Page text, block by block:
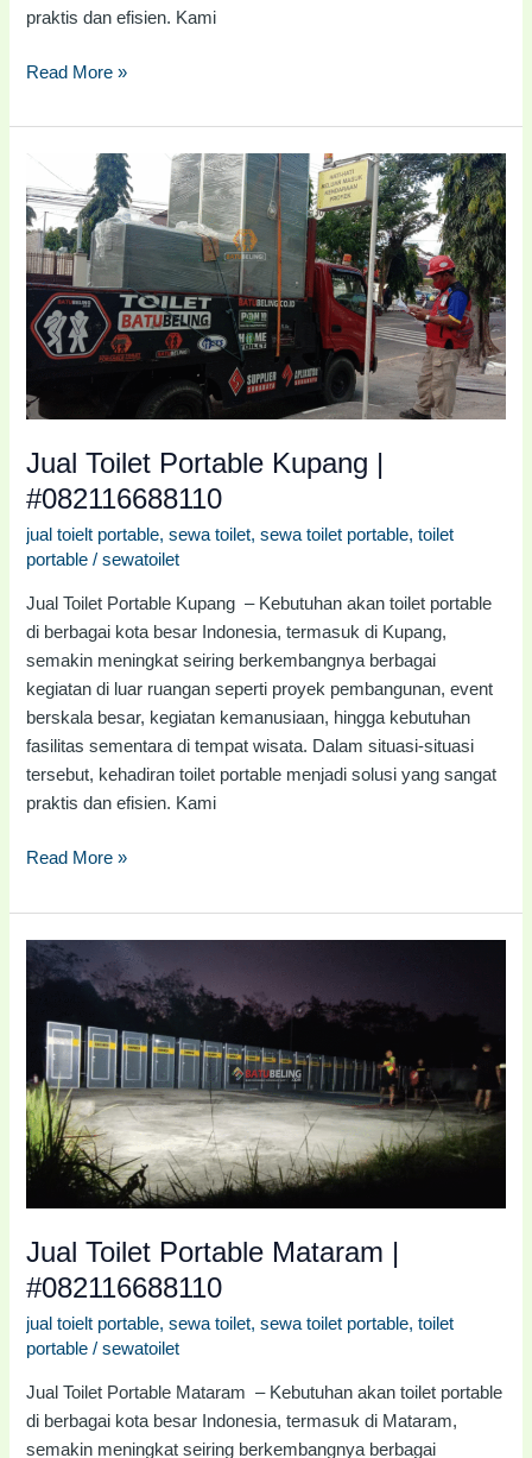
praktis dan efisien. Kami
Read More »
Jual Toilet Portable Kupang |
#082116688110
jual toielt portable,sewa toilet,sewa toilet portable,toilet
portable /sewatoilet
Jual Toilet Portable Kupang – Kebutuhan akan toilet portable
di berbagai kota besar Indonesia, termasuk di Kupang,
semakin meningkat seiring berkembangnya berbagai
kegiatan di luar ruangan seperti proyek pembangunan, event
berskala besar, kegiatan kemanusiaan, hingga kebutuhan
fasilitas sementara di tempat wisata. Dalam situasi-situasi
tersebut, kehadiran toilet portable menjadi solusi yang sangat
praktis dan efisien. Kami
Toilet
Portable
Kupang
|
#082116688110
Read More »
Jual Toilet Portable Mataram |
#082116688110
jual toielt portable,sewa toilet,sewa toilet portable,toilet
portable /sewatoilet
Jual Toilet Portable Mataram – Kebutuhan akan toilet portable
di berbagai kota besar Indonesia, termasuk di Mataram,
semakin meningkat seiring berkembangnya berbagai
Jual
Toilet
Mataram
#082116688110